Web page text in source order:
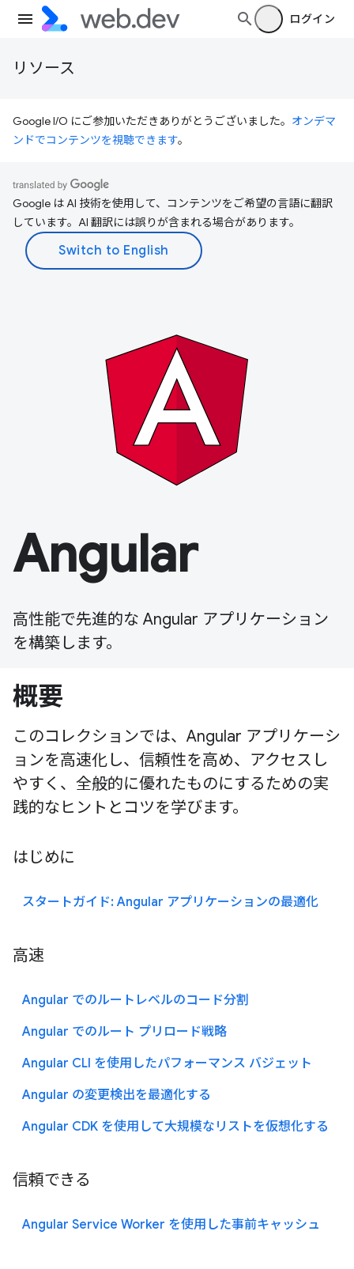
ログイン
リソース
Google I/O にご参加いただきありがとうございました。 オンデマ
ンドでコンテンツを視聴できます。
Google は AI 技術を使用して、コンテンツをご希望の言語に翻訳
しています。AI 翻訳には誤りが含まれる場合があります。
Angular
高性能で先進的な Angular アプリケーション
を構築します。
概要
このコレクションでは、Angular アプリケーシ
ョンを高速化し、信頼性を高め、アクセスし
やすく、全般的に優れたものにするための実
践的なヒントとコツを学びます。
はじめに
スタートガイド: Angular アプリケーションの最適化
高速
Angular でのルートレベルのコード分割
Angular でのルート プリロード戦略
Angular CLI を使用したパフォーマンス バジェット
Angular の変更検出を最適化する
Angular CDK を使用して大規模なリストを仮想化する
信頼できる
Angular Service Worker を使用した事前キャッシュ